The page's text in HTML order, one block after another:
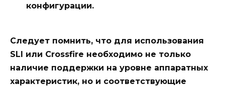
конфигурации.
Следует помнить, что для использования
SLI или Crossfire необходимо не только
наличие поддержки на уровне аппаратных
характеристик, но и соответствующие